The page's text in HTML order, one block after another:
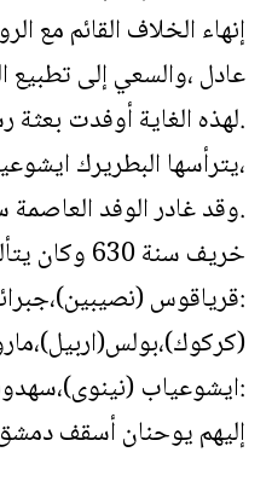
إنهاء الخلاف القائم مع
عادل ،والسعي إلى تطبيع
.لهذه الغاية أوفدت
،يترأسها البطريرك
.وقد غادر الوفد
خريف سنة
:قرياقوس
:ايشوعياب
إليهم يوحنان أسقف